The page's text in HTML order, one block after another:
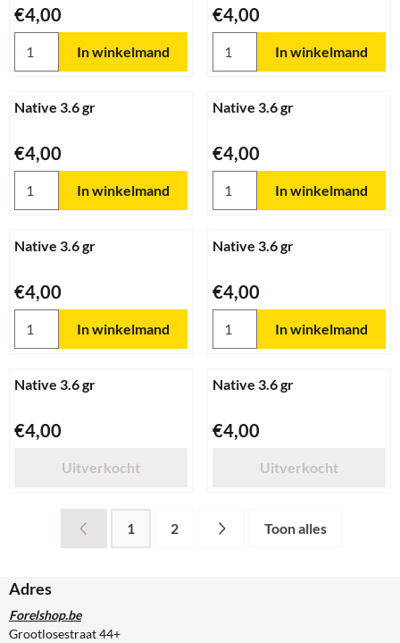
Prijs: 4,00
€4,00
In winkelmand
Prijs: 4,00
€4,00
In winkelmand
Native 3.6 gr
Prijs: 4,00
€4,00
In winkelmand
Native 3.6 gr
Prijs: 4,00
€4,00
In winkelmand
Native 3.6 gr
Prijs: 4,00
€4,00
In winkelmand
Native 3.6 gr
Prijs: 4,00
€4,00
In winkelmand
Native 3.6 gr
Prijs: 4,00
€4,00
Uitverkocht
Native 3.6 gr
Prijs: 4,00
€4,00
Uitverkocht
1 2 Toon alles
Adres
Forelshop.be
Grootlosestraat 44+